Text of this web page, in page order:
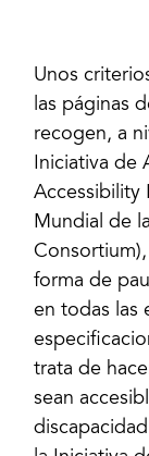
Unos
las páginas
recogen, a
Iniciativa de
Accessibility
Mundial de
forma de
en todas las
trata de
sean